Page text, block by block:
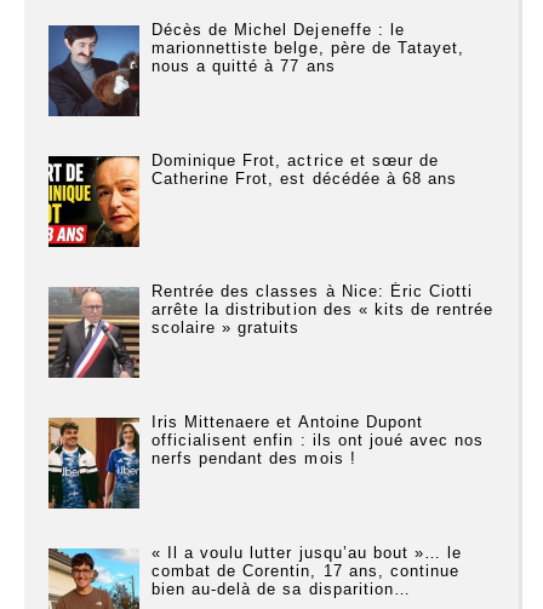
Décès de Michel Dejeneffe : le
marionnettiste belge, père de Tatayet,
nous a quitté à 77 ans
Dominique Frot, actrice et sœur de
Catherine Frot, est décédée à 68 ans
Rentrée des classes à Nice: Éric Ciotti
arrête la distribution des « kits de rentrée
scolaire » gratuits
Iris Mittenaere et Antoine Dupont
officialisent enfin : ils ont joué avec nos
nerfs pendant des mois !
« Il a voulu lutter jusqu’au bout »… le
combat de Corentin, 17 ans, continue
bien au-delà de sa disparition…